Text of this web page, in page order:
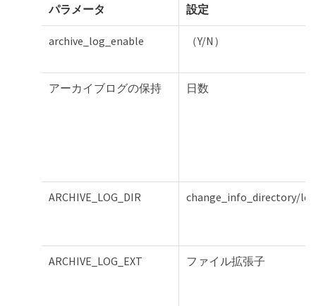
パラメータ 設定
archive_log_enable （Y/N）
アーカイブログの保持 日数
ARCHIVE_LOG_DIR change_info_directory/
ARCHIVE_LOG_EXT ファイル拡張子